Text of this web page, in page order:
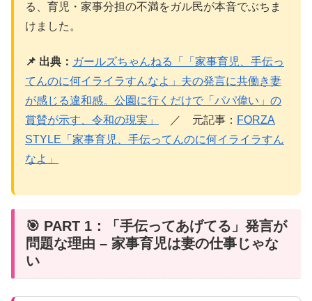
る、育児・家事分担の不満をガル民が本音でぶちま
けました。
📌 出典： ガールズちゃんねる「「家事育児、手伝っ
てんのに何イライラすんなよ」夫の発言に共働き妻
が感じる違和感。公園に行くだけで「パパ偉い」の
賞賛が示す、令和の現実」
／ 元記事： FORZA
STYLE「家事育児、手伝ってんのに何イライラすん
なよ」
🎯 PART 1：「手伝ってあげてる」発言が
問題な理由 – 家事育児は妻の仕事じゃな
い